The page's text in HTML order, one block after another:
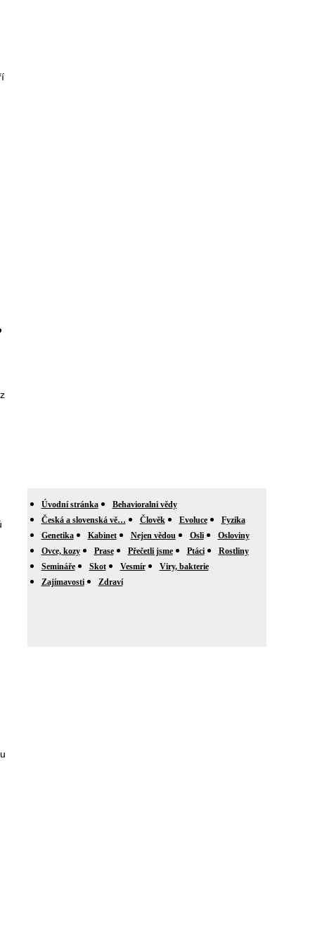
Úvodní stránka
Behavioralni vědy
Česká a slovenská vě…
Člověk Evoluce
Fyzika
Genetika
Kabinet Nejen vědou Osli
Osloviny
Ovce, kozy
Prase Přečetli jsme Ptáci
Rostliny
Semináře
Skot Vesmír
Viry, bakterie
Zajímavosti
Zdraví